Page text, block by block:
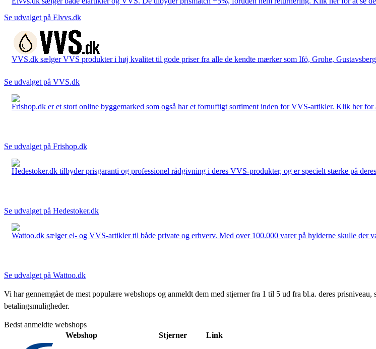
Se udvalget på Elvvs.dk
VVS.dk sælger VVS produkter i høj kvalitet til gode priser fra alle de kendte mærker som Ifö, Grohe,
Se udvalget på VVS.dk
Frishop.dk er et stort online byggemarked som også har et fornuftigt sortiment inden for VVS-artikler. Klik her for
Se udvalget på Frishop.dk
Hedestoker.dk tilbyder prisgaranti og professionel rådgivning i deres VVS-produkter, og er specielt stærke på
Se udvalget på Hedestoker.dk
Wattoo.dk sælger el- og VVS-artikler til både private og erhverv. Med over 100.000 varer på hylderne skulle der
Se udvalget på Wattoo.dk
Vi har gennemgået de mest populære webshops og anmeldt dem med stjerner fra 1 til 5 ud fra bl.a. deres
betalingsmuligheder.
Bedst anmeldte webshops
Webshop
Stjerner Link